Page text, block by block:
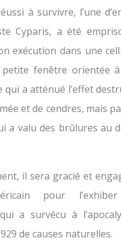
à survivre, l’une
Cyparis, a été
exécution dans une
petite fenêtre orientée à
qui a atténué l’effet
et de cendres, mais
a valu des brûlures au
il sera gracié et
pour
a survécu à
de causes naturelles.